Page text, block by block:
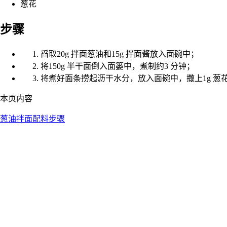
葱花
步骤
舀取20g 拌面葱油和15g 拌面酱放入面碗中；
将150g 半干面倒入面篓中，煮制约3 分钟；
将煮好面条捞起沥干水分，放入面碗中，撒上1g 葱
本页内容
葱油拌面配料步骤